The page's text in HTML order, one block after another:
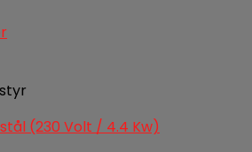
(230 Volt / 4.4 Kw)